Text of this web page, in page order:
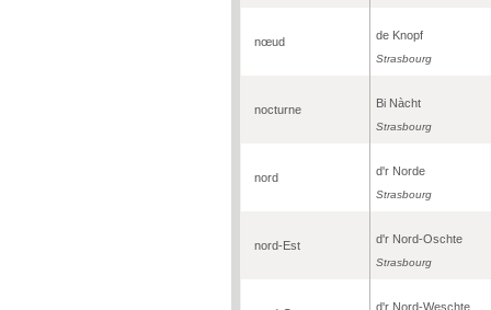
nœud de Knopf
Strasbourg
nocturne Bi Nàcht
Strasbourg
nord d'r Norde
Strasbourg
nord-Est d'r Nord-Oschte
Strasbourg
d'r Nord-Weschte